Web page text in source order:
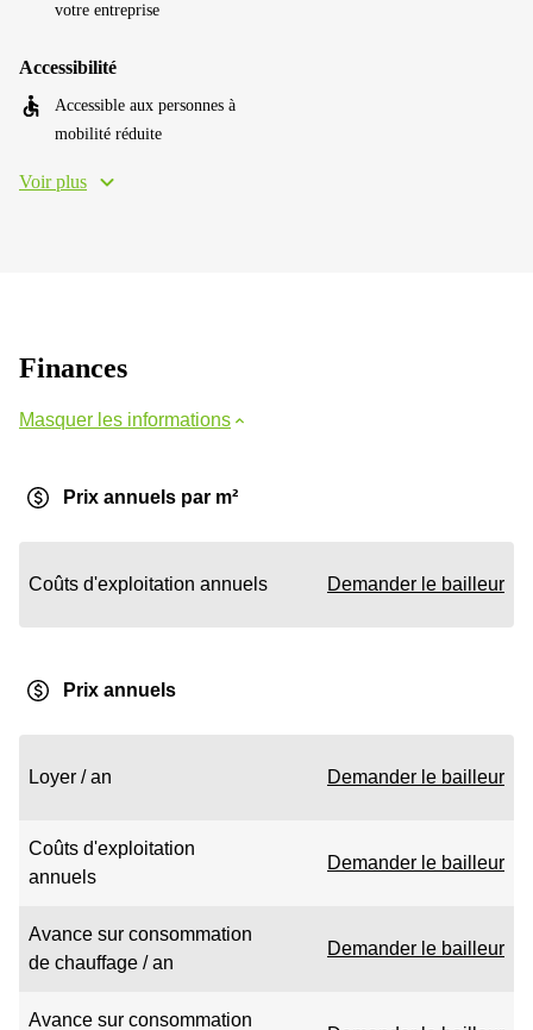
votre entreprise
Accessibilité
Accessible aux personnes à
mobilité réduite
Voir plus
Finances
Masquer les informations
Prix annuels par m²
Coûts d'exploitation annuels Demander le bailleur
Prix annuels
Loyer / an Demander le bailleur
Coûts d'exploitation
annuels
Demander le bailleur
Avance sur consommation
de chauffage / an
Demander le bailleur
Avance sur consommation